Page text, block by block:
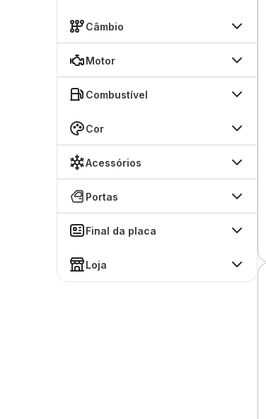
Câmbio
Motor
Combustível
Cor
Acessórios
Portas
Final da placa
Loja